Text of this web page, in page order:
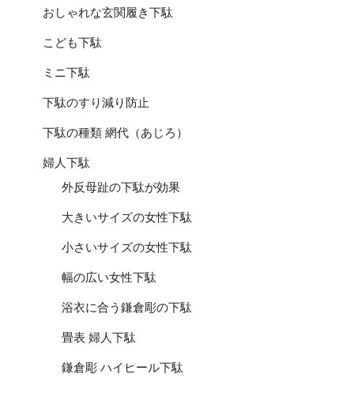
おしゃれな玄関履き下駄
こども下駄
ミニ下駄
下駄のすり減り防止
下駄の種類 網代（あじろ）
婦人下駄
外反母趾の下駄が効果
大きいサイズの女性下駄
小さいサイズの女性下駄
幅の広い女性下駄
浴衣に合う鎌倉彫の下駄
畳表 婦人下駄
鎌倉彫 ハイヒール下駄